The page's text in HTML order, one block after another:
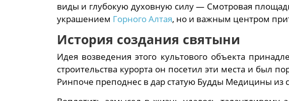
виды и глубокую духовную силу — Смотровая
украшением Горного Алтая, но и важным центром
История создания святыни
Идея возведения этого культового объекта
строительства курорта он посетил эти места и был
Ринпоче преподнес в дар статую Будды Медицины из